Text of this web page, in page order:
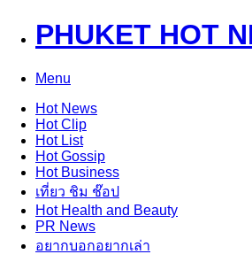
PHUKET HOT
Menu
HotNews
HotClip
HotList
HotGossip
HotBusiness
เที่ยว ชิม ช๊อป
HotHealth and Beauty
PR News
อยากบอกอยากเล่า